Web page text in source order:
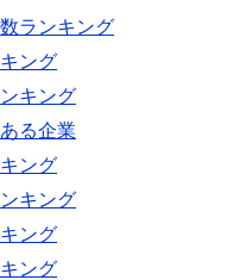
ランキング
ング
キング
る企業
ング
キング
ング
ング